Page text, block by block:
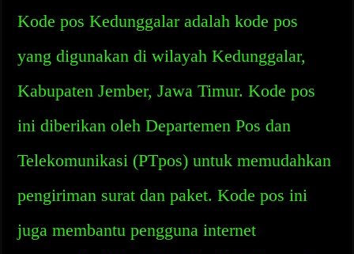
Kode pos Kedunggalar adalah kode pos
yang digunakan di wilayah Kedunggalar,
Kabupaten Jember, Jawa Timur. Kode pos
ini diberikan oleh Departemen Pos dan
Telekomunikasi (PTpos) untuk memudahkan
pengiriman surat dan paket. Kode pos ini
juga membantu pengguna internet